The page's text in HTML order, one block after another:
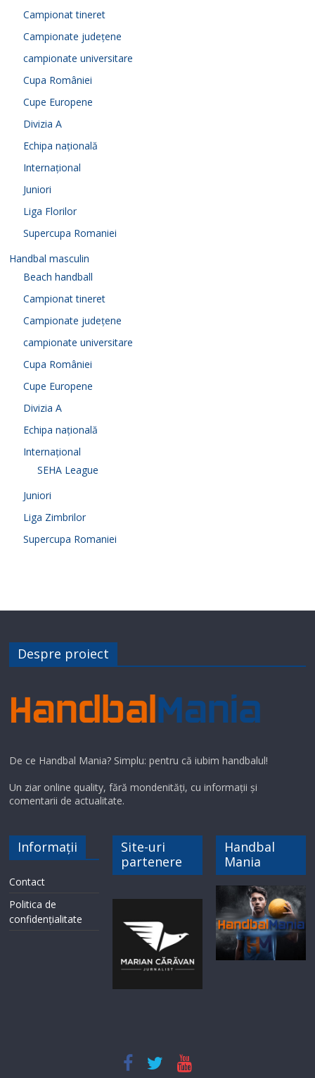
Campionat tineret
Campionate județene
campionate universitare
Cupa României
Cupe Europene
Divizia A
Echipa națională
Internațional
Juniori
Liga Florilor
Supercupa Romaniei
Handbal masculin
Beach handball
Campionat tineret
Campionate județene
campionate universitare
Cupa României
Cupe Europene
Divizia A
Echipa națională
Internațional
SEHA League
Juniori
Liga Zimbrilor
Supercupa Romaniei
Despre proiect
De ce Handbal Mania? Simplu: pentru că iubim handbalul!
Un ziar online quality, fără mondenități, cu informații și
comentarii de actualitate.
Informații
Contact
Politica de
confidențialitate
Site-uri
partenere
Handbal
Mania